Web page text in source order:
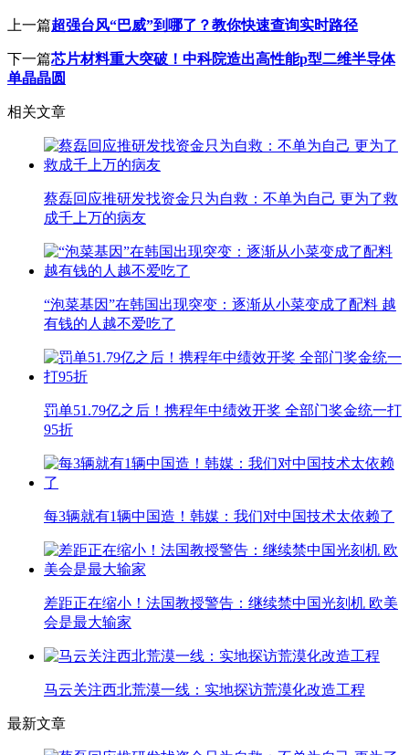
上一篇超强台风“巴威”到哪了？教你快速查询实时路径
下一篇芯片材料重大突破！中科院造出高性能p型二维半导体
单晶晶圆
相关文章
蔡磊回应推研发找资金只为自救：不单为自己 更为了救
成千上万的病友
“泡菜基因”在韩国出现突变：逐渐从小菜变成了配料 越
有钱的人越不爱吃了
罚单51.79亿之后！携程年中绩效开奖 全部门奖金统一打
95折
每3辆就有1辆中国造！韩媒：我们对中国技术太依赖了
差距正在缩小！法国教授警告：继续禁中国光刻机 欧美
会是最大输家
马云关注西北荒漠一线：实地探访荒漠化改造工程
最新文章